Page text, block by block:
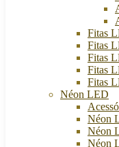
Fitas
Fitas
Fitas
Fitas
Fitas
Néon LED
Néon
Néon
Néon